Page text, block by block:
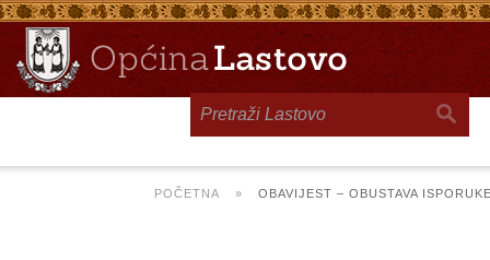
POČETNA » OBAVIJEST – OBUSTAVA